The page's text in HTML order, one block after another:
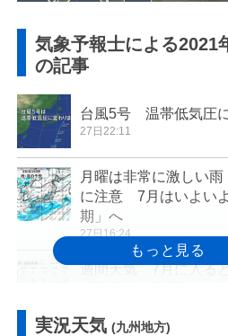
気象予報士による2021
の記事
台風5号 温帯低気圧
27日22:11
月曜は非常に激しい
に注意 7月はいよい
期」へ
27日16:24
週間天気 7月に入ると
27日15:50
実況天気 (九州地方)